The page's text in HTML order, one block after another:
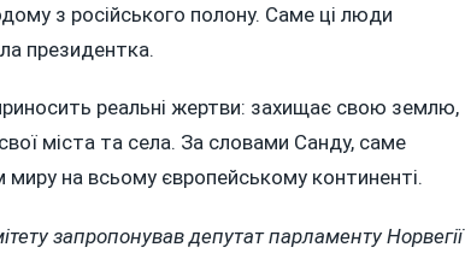
з російського полону. Саме ці люди
президентка.
реальні жертви: захищає свою землю,
міста та села. За словами Санду, саме
миру на всьому європейському континенті.
запропонував депутат парламенту Норвегії